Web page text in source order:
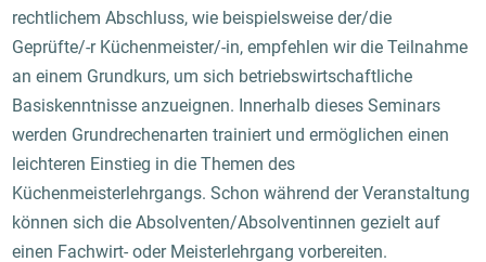
rechtlichem Abschluss, wie beispielsweise der/die
Geprüfte/-r Küchenmeister/-in, empfehlen wir die Teilnahme
an einem Grundkurs, um sich betriebswirtschaftliche
Basiskenntnisse anzueignen. Innerhalb dieses Seminars
werden Grundrechenarten trainiert und ermöglichen einen
leichteren Einstieg in die Themen des
Küchenmeisterlehrgangs. Schon während der Veranstaltung
können sich die Absolventen/Absolventinnen gezielt auf
einen Fachwirt- oder Meisterlehrgang vorbereiten.